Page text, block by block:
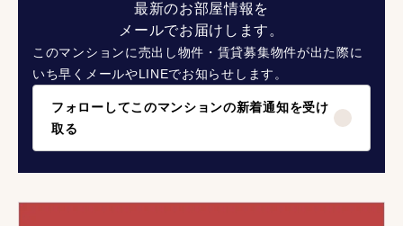
最新のお部屋情報を
メールでお届けします。
このマンションに売出し物件・賃貸募集物件が出た際に
いち早くメールやLINEでお知らせします。
フォローしてこのマンションの新着通知を受け
取る